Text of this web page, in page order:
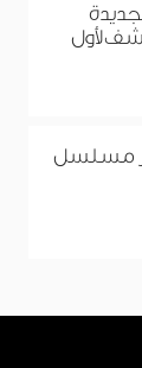
لأول
مسلسل